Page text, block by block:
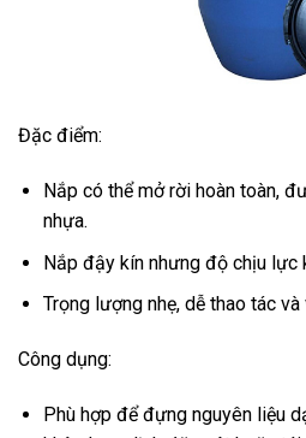
Đặc điểm:
Nắp có thể mở rời hoàn toàn,
nhựa.
Nắp đậy kín nhưng độ chịu lực
Trọng lượng nhẹ, dễ thao tác và
Công dụng:
Phù hợp để đựng nguyên liệu